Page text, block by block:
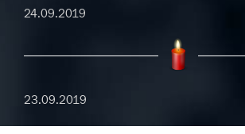
24.09.2019
23.09.2019